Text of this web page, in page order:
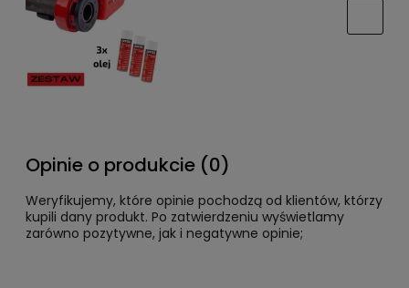
Opinie o produkcie (0)
Weryfikujemy, które opinie pochodzą od klientów, którzy
kupili dany produkt. Po zatwierdzeniu wyświetlamy
zarówno pozytywne, jak i negatywne opinie;